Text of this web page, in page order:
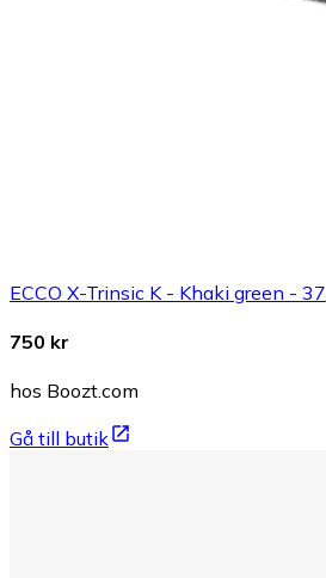
ECCO X-Trinsic K - Khaki green - 37
750 kr
hos Boozt.com
Gå till butik